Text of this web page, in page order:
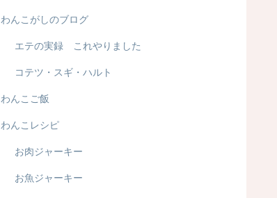
わんこがしのブログ
エテの実録 これやりました
コテツ・スギ・ハルト
わんこご飯
わんこレシピ
お肉ジャーキー
お魚ジャーキー